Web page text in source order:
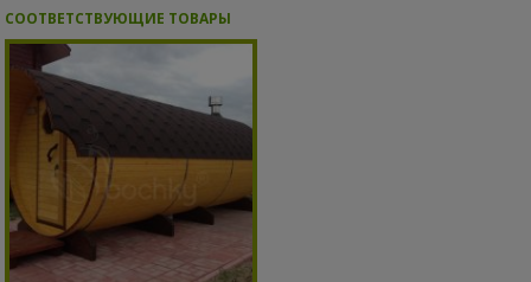
СООТВЕТСТВУЮЩИЕ ТОВАРЫ